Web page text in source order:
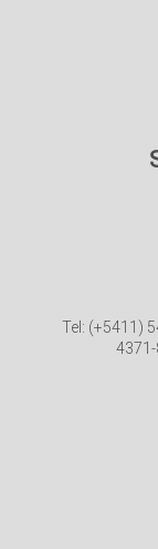
Tel: (+5411)